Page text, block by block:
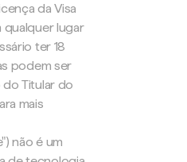
da Visa
qualquer lugar
ter 18
podem ser
Titular do
mais
não é um